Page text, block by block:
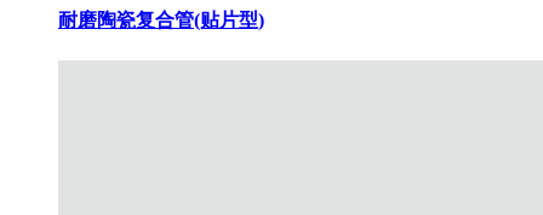
耐磨陶瓷复合管(贴片型)